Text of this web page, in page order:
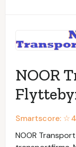
NOOR
Smartscore: ☆
NOOR